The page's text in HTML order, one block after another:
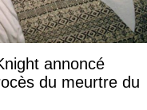
annoncé
du meurtre du